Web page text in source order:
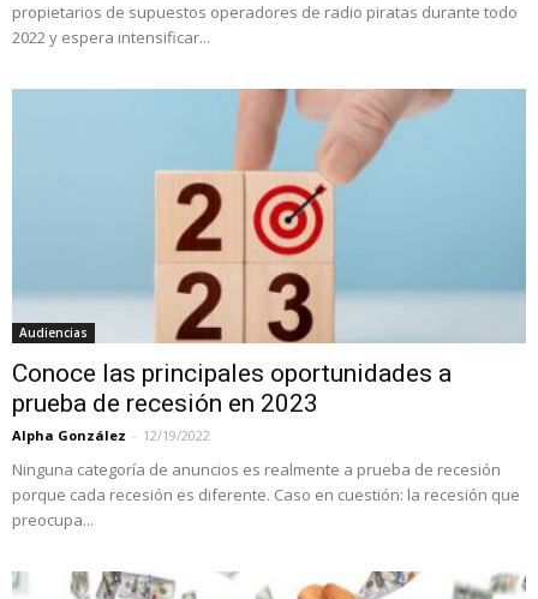
propietarios de supuestos operadores de radio piratas durante todo
2022 y espera intensificar...
Audiencias
Conoce las principales oportunidades a
prueba de recesión en 2023
Alpha González - 12/19/2022
Ninguna categoría de anuncios es realmente a prueba de recesión
porque cada recesión es diferente. Caso en cuestión: la recesión que
preocupa...